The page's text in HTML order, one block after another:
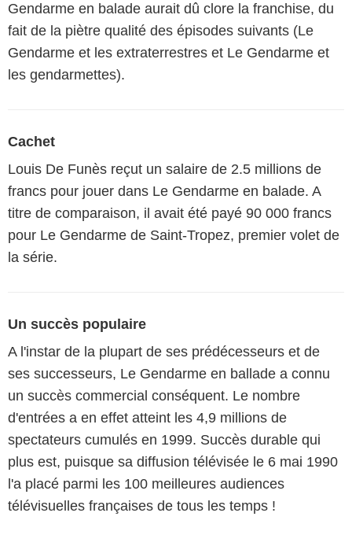
Gendarme en balade aurait dû clore la franchise, du
fait de la piètre qualité des épisodes suivants (Le
Gendarme et les extraterrestres et Le Gendarme et
les gendarmettes).
Cachet
Louis De Funès reçut un salaire de 2.5 millions de
francs pour jouer dans Le Gendarme en balade. A
titre de comparaison, il avait été payé 90 000 francs
pour Le Gendarme de Saint-Tropez, premier volet de
la série.
Un succès populaire
A l'instar de la plupart de ses prédécesseurs et de
ses successeurs, Le Gendarme en ballade a connu
un succès commercial conséquent. Le nombre
d'entrées a en effet atteint les 4,9 millions de
spectateurs cumulés en 1999. Succès durable qui
plus est, puisque sa diffusion télévisée le 6 mai 1990
l'a placé parmi les 100 meilleures audiences
télévisuelles françaises de tous les temps !